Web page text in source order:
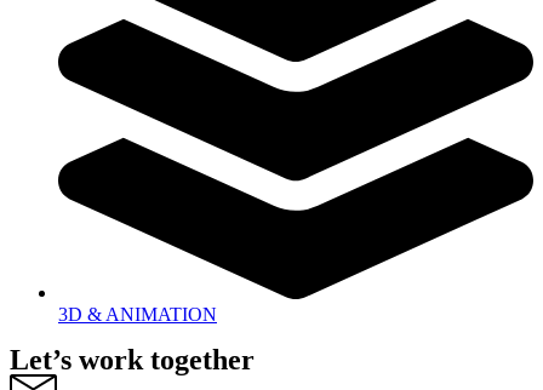
3D & ANIMATION
Let’s work together